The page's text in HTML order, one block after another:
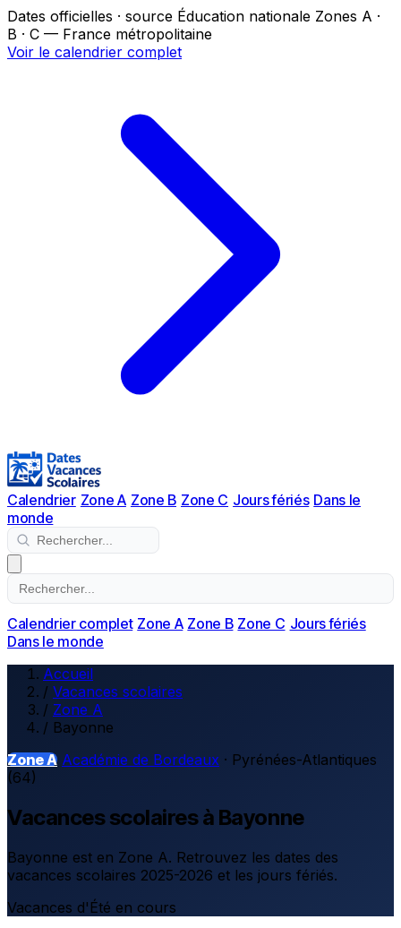
Dates officielles · source Éducation nationale Zones A ·
B · C — France métropolitaine
Voir le calendrier complet
Calendrier Zone A Zone B Zone C Jours fériés Dans le
monde
Calendrier complet Zone A Zone B Zone C Jours fériés
Dans le monde
Accueil
/ Vacances scolaires
/ Zone A
/ Bayonne
Zone A Académie de Bordeaux · Pyrénées-Atlantiques
(64)
Vacances scolaires à Bayonne
Bayonne est en Zone A. Retrouvez les dates des
vacances scolaires 2025-2026 et les jours fériés.
Vacances d'Été en cours